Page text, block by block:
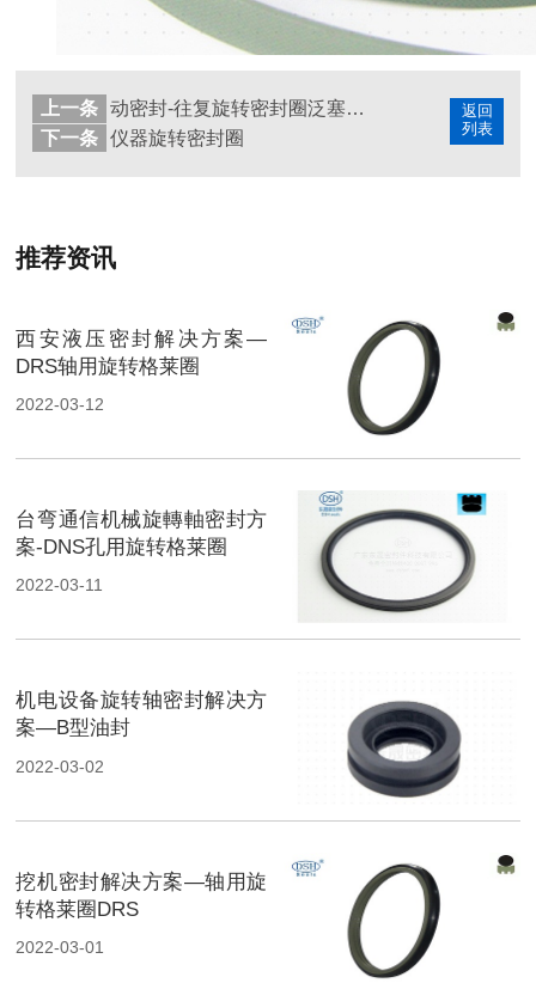
返回
列表
上一条
动密封-往复旋转密封圈泛塞封解决方案
下一条
仪器旋转密封圈
推荐资讯
西安液压密封解决方案—
DRS轴用旋转格莱圈
2022-03-12
台弯通信机械旋轉軸密封方
案-DNS孔用旋转格莱圈
2022-03-11
机电设备旋转轴密封解决方
案—B型油封
2022-03-02
挖机密封解决方案—轴用旋
转格莱圈DRS
2022-03-01